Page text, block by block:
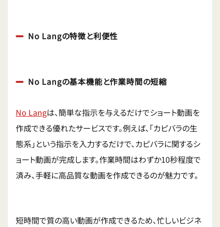
No Langの特徴と利便性
No Langの基本機能と作業時間の短縮
No Langは、簡単な指示を与えるだけでショート動画を
作成できる優れたサービスです。例えば、「カピバラの生
態系」という指示を入力するだけで、カピバラに関するシ
ョート動画が完成します。作業時間はわずか10秒程度で
済み、手軽に高品質な動画を作成できるのが魅力です。
短時間で質の高い動画が作成できるため、忙しいビジネ